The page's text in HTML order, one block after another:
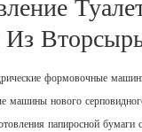
Из
формовочные
машины нового
папиросной бумаги